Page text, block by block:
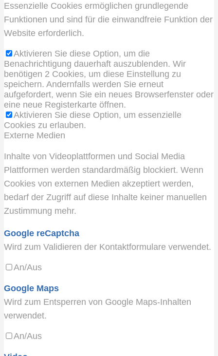
Essenzielle Cookies ermöglichen grundlegende
Funktionen und sind für die einwandfreie Funktion der
Website erforderlich.
Aktivieren Sie diese Option, um die
Benachrichtigung dauerhaft auszublenden. Wir
benötigen 2 Cookies, um diese Einstellung zu
speichern. Andernfalls werden Sie erneut
aufgefordert, wenn Sie ein neues Browserfenster oder
eine neue Registerkarte öffnen.
Aktivieren Sie diese Option, um essenzielle
Cookies zu erlauben.
Externe Medien
Inhalte von Videoplattformen und Social Media
Plattformen werden standardmäßig blockiert. Wenn
Cookies von externen Medien akzeptiert werden,
bedarf der Zugriff auf diese Inhalte keiner manuellen
Zustimmung mehr.
Google reCaptcha
Wird zum Validieren der Kontaktformulare verwendet.
An/Aus
Google Maps
Wird zum Entsperren von Google Maps-Inhalten
verwendet.
An/Aus